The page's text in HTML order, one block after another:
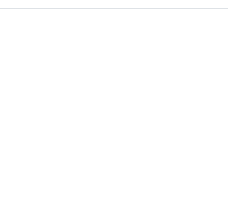
En çok konuşulanlar